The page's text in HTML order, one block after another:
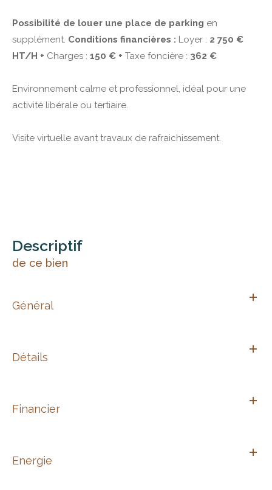
Possibilité de louer une place de parking en
supplément. Conditions financières : Loyer : 2 750 €
HT/H + Charges : 150 € + Taxe foncière : 362 €
Environnement calme et professionnel, idéal pour une
activité libérale ou tertiaire.
Visite virtuelle avant travaux de rafraichissement.
descriptif
de ce bien
Général
Détails
Financier
Energie